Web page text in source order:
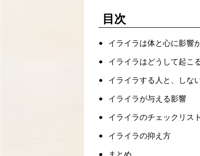
目次
イライラは体と心に影響
イライラはどうして起こ
イライラする人と、しな
イライラが与える影響
イライラのチェックリスト
イライラの抑え方
まとめ